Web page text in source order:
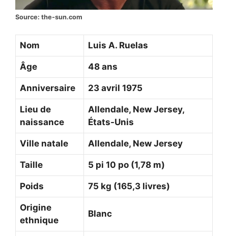
Source: the-sun.com
Nom Luis A. Ruelas
Âge 48 ans
Anniversaire 23 avril 1975
Lieu de
naissance
Allendale, New Jersey,
États-Unis
Ville natale Allendale, New Jersey
Taille 5 pi 10 po (1,78 m)
Poids 75 kg (165,3 livres)
Origine
ethnique
Blanc